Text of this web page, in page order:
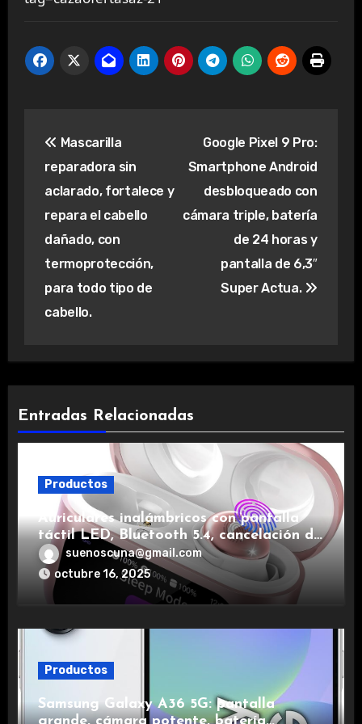
de
entradas
Mascarilla
reparadora sin
aclarado, fortalece y
repara el cabello
dañado, con
termoprotección,
para todo tipo de
cabello.
Google Pixel 9 Pro:
Smartphone Android
desbloqueado con
cámara triple, batería
de 24 horas y
pantalla de 6,3″
Super Actua.
Entradas Relacionadas
Productos
Auriculares inalámbricos con pantalla
táctil LED, Bluetooth 5.4, cancelación de
ruido, impermeables y de larga duración.
suenoscuna@gmail.com
octubre 16, 2025
Productos
Samsung Galaxy A36 5G: pantalla
grande, cámara potente, batería